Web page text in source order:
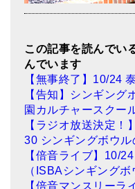
この記事を読んでい
んでいます
【無事終了】10/24
【告知】シンギング
園カルチャースクー
【ラジオ放送決定！
30 シンギングボウ
【倍音ライブ】10/
（ISBAシンギング
【倍音マンスリーラ